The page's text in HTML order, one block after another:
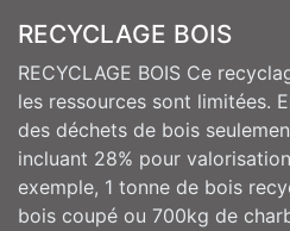
RECYCLAGE BOIS
RECYCLAGE BOIS Ce
les ressources sont limitées.
des déchets de bois
incluant 28% pour
exemple, 1 tonne de bois
bois coupé ou 700kg de